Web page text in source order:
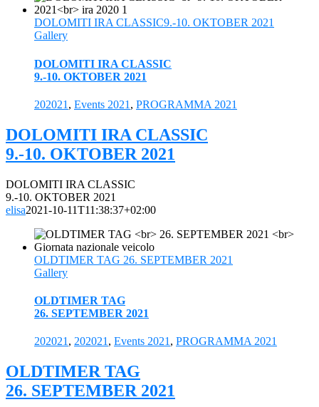
DOLOMITI IRA CLASSIC9.-10. OKTOBER 2021
Gallery
DOLOMITI IRA CLASSIC
9.-10. OKTOBER 2021
202021 , Events 2021 , PROGRAMMA 2021
DOLOMITI IRA CLASSIC
9.-10. OKTOBER 2021
DOLOMITI IRA CLASSIC
9.-10. OKTOBER 2021
elisa2021-10-11T11:38:37+02:00
OLDTIMER TAG 26. SEPTEMBER 2021
Gallery
OLDTIMER TAG
26. SEPTEMBER 2021
202021 , 202021 , Events 2021 , PROGRAMMA 2021
OLDTIMER TAG
26. SEPTEMBER 2021